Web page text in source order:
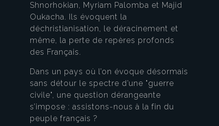
Shnorhokian, Myriam Palomba et Majid
Oukacha. Ils évoquent la
déchristianisation, le déracinement et
même, la perte de repères profonds
des Français.
Dans un pays où l’on évoque désormais
sans détour le spectre d’une "guerre
civile", une question dérangeante
s’impose : assistons-nous à la fin du
peuple français ?